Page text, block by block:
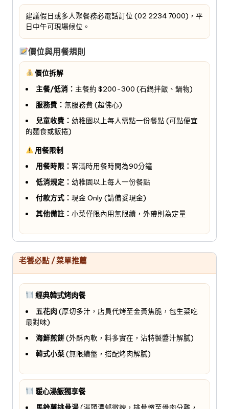
建議假日或多人聚餐務必電話訂位 (02 2234 7000)，平
日中午可現場候位。
價位與用餐規則
價位拆解
主餐/低消： 主餐約 $200-300 (石鍋拌飯、鍋物)
服務費： 無服務費 (超佛心)
兒童收費： 幼稚園以上每人需點一份餐點 (可點便宜
的麵食或飯捲)
用餐限制
用餐時限： 客滿時用餐時間為90分鐘
低消規定： 幼稚園以上每人一份餐點
付款方式： 現金 Only (請備妥現金)
其他備註： 小菜僅限內用無限續，外帶則為定量
老饕必點 / 菜單推薦
經典韓式烤肉餐
五花肉 (厚切多汁，店員代烤至金黃焦脆，包生菜吃
最對味)
海鮮煎餅(外酥內軟，料多實在，沾特製醬汁解膩)
韓式小菜(無限續盤，搭配烤肉解膩)
暖心湯飯獨享餐